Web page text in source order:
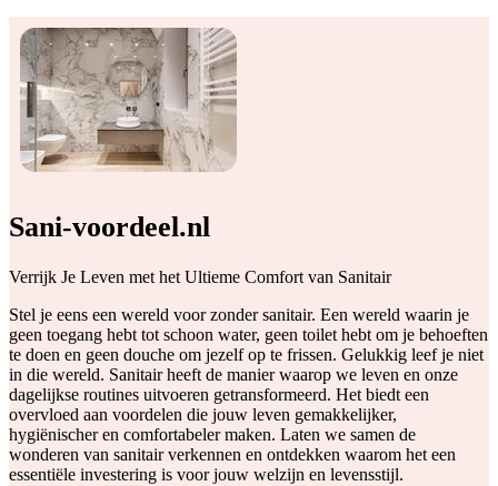
Sani-voordeel.nl
Verrijk Je Leven met het Ultieme Comfort van Sanitair
Stel je eens een wereld voor zonder sanitair. Een wereld waarin je
geen toegang hebt tot schoon water, geen toilet hebt om je behoeften
te doen en geen douche om jezelf op te frissen. Gelukkig leef je niet
in die wereld. Sanitair heeft de manier waarop we leven en onze
dagelijkse routines uitvoeren getransformeerd. Het biedt een
overvloed aan voordelen die jouw leven gemakkelijker,
hygiënischer en comfortabeler maken. Laten we samen de
wonderen van sanitair verkennen en ontdekken waarom het een
essentiële investering is voor jouw welzijn en levensstijl.